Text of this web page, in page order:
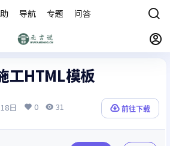
导航 专题 问答
工HTML模板
日 0 31 前往下载